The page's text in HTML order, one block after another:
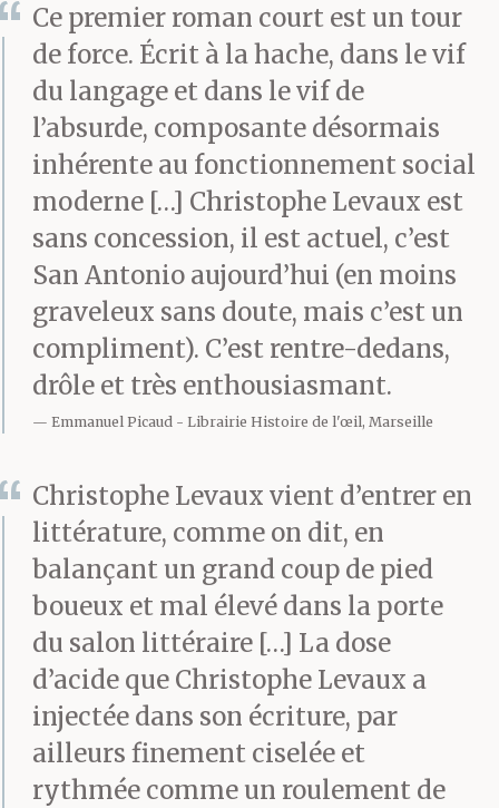
Ce premier roman court est un tour
de force. Écrit à la hache, dans le vif
du langage et dans le vif de
l’absurde, composante désormais
inhérente au fonctionnement social
moderne […] Christophe Levaux est
sans concession, il est actuel, c’est
San Antonio aujourd’hui (en moins
graveleux sans doute, mais c’est un
compliment). C’est rentre-dedans,
drôle et très enthousiasmant.
Emmanuel Picaud Librairie Histoire de l'œil, Marseille
Christophe Levaux vient d’entrer en
littérature, comme on dit, en
balançant un grand coup de pied
boueux et mal élevé dans la porte
du salon littéraire […] La dose
d’acide que Christophe Levaux a
injectée dans son écriture, par
ailleurs finement ciselée et
rythmée comme un roulement de